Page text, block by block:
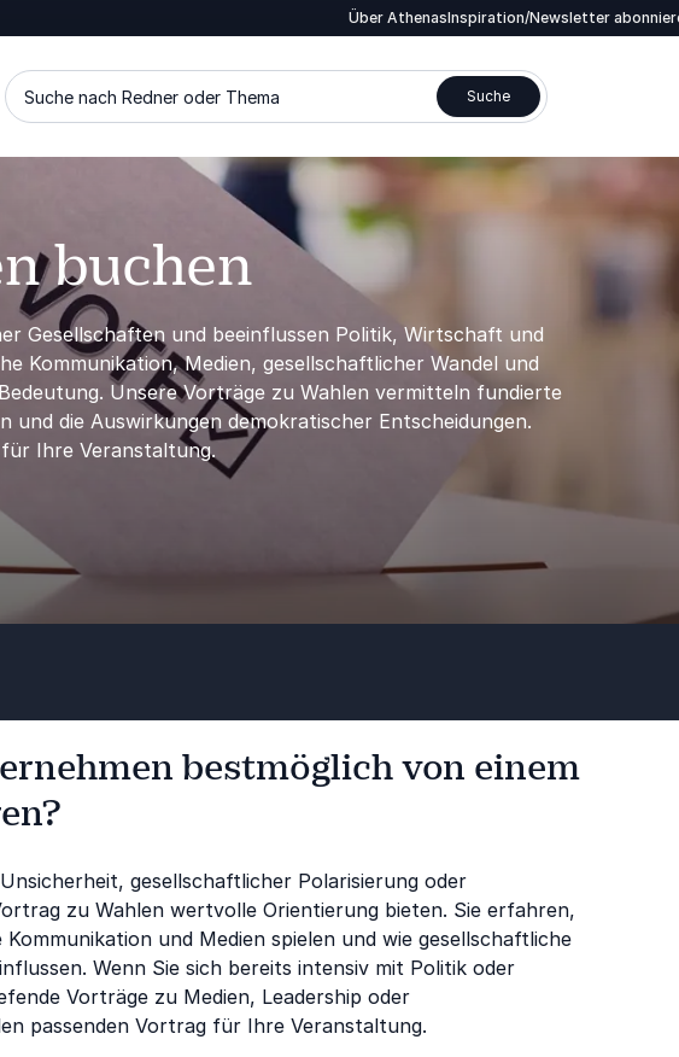
Über AthenasInspiration/Newsletter
Suche nach Redner oder Thema Suche
buchen
Gesellschaften und beeinflussen Politik, Wirtschaft und
Kommunikation, Medien, gesellschaftlicher Wandel und
Unsere Vorträge zu Wahlen vermitteln fundierte
und die Auswirkungen demokratischer Entscheidungen.
Ihre Veranstaltung.
bestmöglich von einem
gesellschaftlicher Polarisierung oder
zu Wahlen wertvolle Orientierung bieten. Sie erfahren,
und Medien spielen und wie gesellschaftliche
Wenn Sie sich bereits intensiv mit Politik oder
Vorträge zu Medien, Leadership oder
passenden Vortrag für Ihre Veranstaltung.